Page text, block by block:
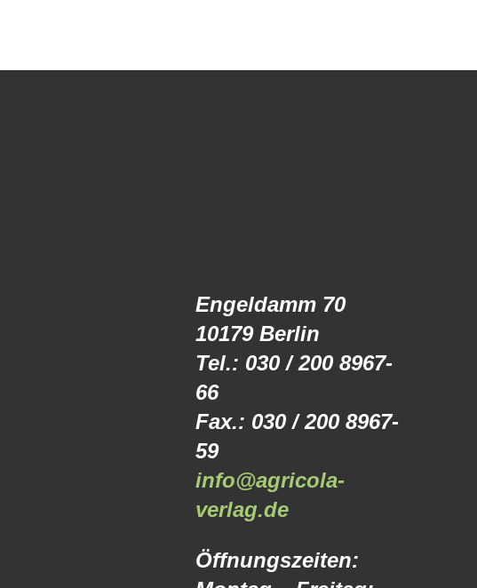
Engeldamm 70
10179 Berlin
Tel.: 030 / 200 8967-
66
Fax.: 030 / 200 8967-
59
info@agricola-
verlag.de
Öffnungszeiten: